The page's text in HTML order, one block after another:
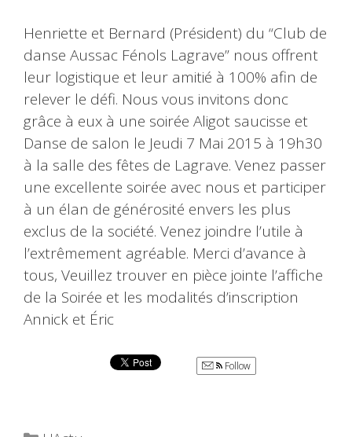
Henriette et Bernard (Président) du “Club de
danse Aussac Fénols Lagrave” nous offrent
leur logistique et leur amitié à 100% afin de
relever le défi. Nous vous invitons donc
grâce à eux à une soirée Aligot saucisse et
Danse de salon le Jeudi 7 Mai 2015 à 19h30
à la salle des fêtes de Lagrave. Venez passer
une excellente soirée avec nous et participer
à un élan de générosité envers les plus
exclus de la société. Venez joindre l’utile à
l’extrêmement agréable. Merci d’avance à
tous, Veuillez trouver en pièce jointe l’affiche
de la Soirée et les modalités d’inscription
Annick et Éric
Follow